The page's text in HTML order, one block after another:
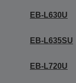
EB-L630U
EB-L635SU
EB-L720U